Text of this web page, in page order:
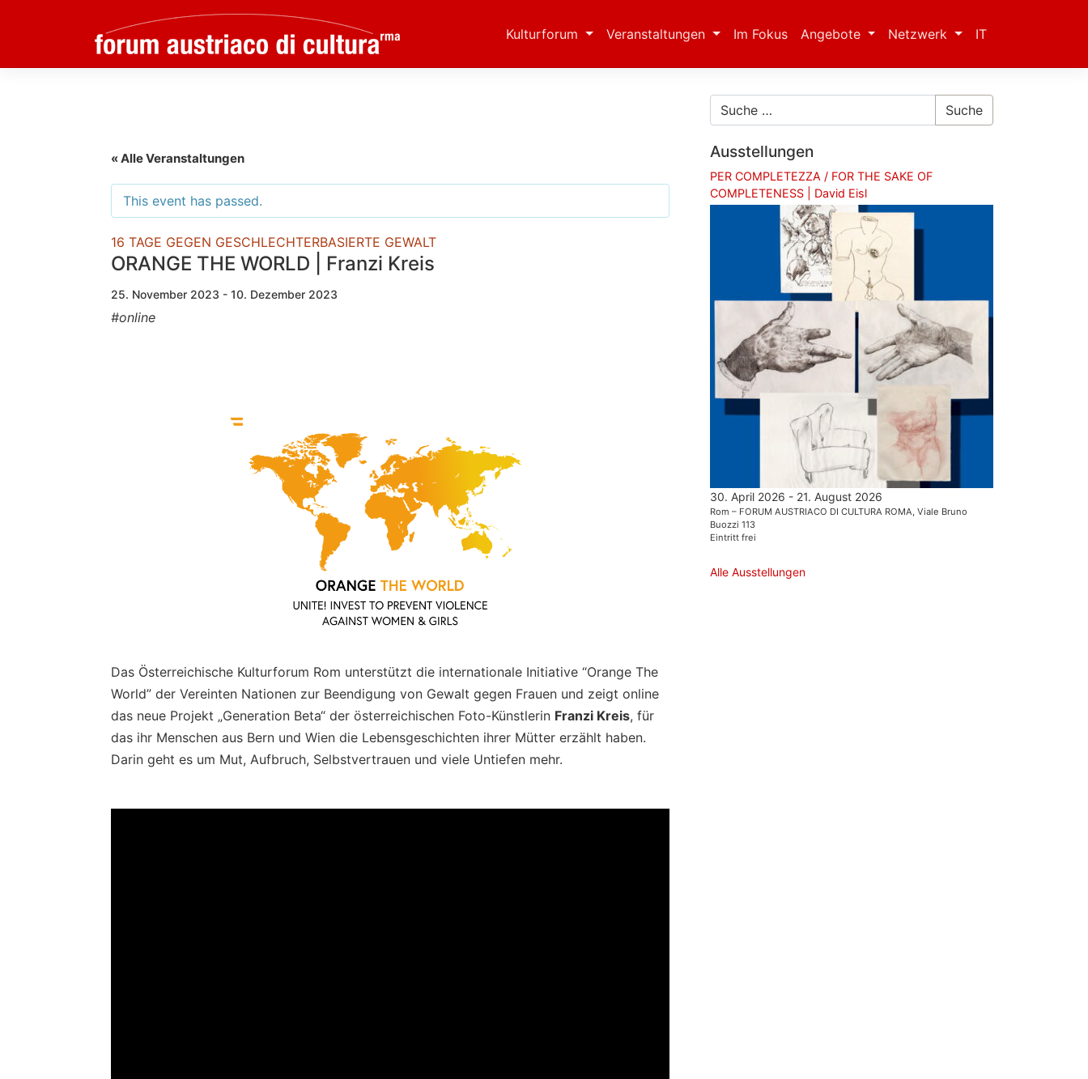
Kulturforum Veranstaltungen Im Fokus Angebote Netzwerk IT
« Alle Veranstaltungen
This event has passed.
16 TAGE GEGEN GESCHLECHTERBASIERTE GEWALT
ORANGE THE WORLD | Franzi Kreis
25. November 2023 - 10. Dezember 2023
#online
Das Österreichische Kulturforum Rom unterstützt die internationale Initiative “Orange The
World” der Vereinten Nationen zur Beendigung von Gewalt gegen Frauen und zeigt online
das neue Projekt „Generation Beta“ der österreichischen Foto-Künstlerin Franzi Kreis, für
das ihr Menschen aus Bern und Wien die Lebensgeschichten ihrer Mütter erzählt haben.
Darin geht es um Mut, Aufbruch, Selbstvertrauen und viele Untiefen mehr.
Suche
Ausstellungen
PER COMPLETEZZA / FOR THE SAKE OF
COMPLETENESS | David Eisl
30. April 2026 - 21. August 2026
Rom – FORUM AUSTRIACO DI CULTURA ROMA, Viale Bruno
Buozzi 113
Eintritt frei
Alle Ausstellungen